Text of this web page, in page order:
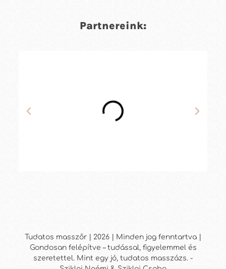
Partnereink:
Tudatos masszőr | 2026 | Minden jog fenntartva |
Gondosan felépítve – tudással, figyelemmel és
szeretettel. Mint egy jó, tudatos masszázs. -